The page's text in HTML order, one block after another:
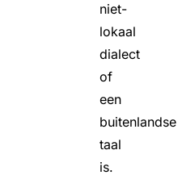
niet-
lokaal
dialect
of
een
buitenlandse
taal
is.